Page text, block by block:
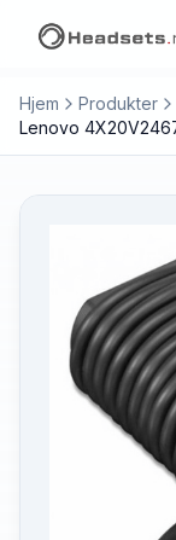
Hjem Produkter